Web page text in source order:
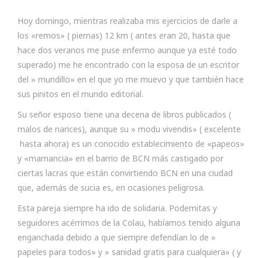
Hoy domingo, mientras realizaba mis ejercicios de darle a
los «remos» ( piernas) 12 km ( antes eran 20, hasta que
hace dos veranos me puse enfermo aunque ya esté todo
superado) me he encontrado con la esposa de un escritor
del » mundillo» en el que yo me muevo y que también hace
sus pinitos en el mundo editorial.
Su señor esposo tiene una decena de libros publicados (
malos de narices), aunque su » modu vivendis» ( excelente
hasta ahora) es un conocido establecimiento de «papeos»
y «mamancia» en el barrio de BCN más castigado por
ciertas lacras que están convirtiendo BCN en una ciudad
que, además de sucia es, en ocasiones peligrosa.
Esta pareja siempre ha ido de solidaria. Podemitas y
seguidores acérrimos de la Colau, habíamos tenido alguna
enganchada debido a que siempre defendían lo de »
papeles para todos» y » sanidad gratis para cualquiera» ( y